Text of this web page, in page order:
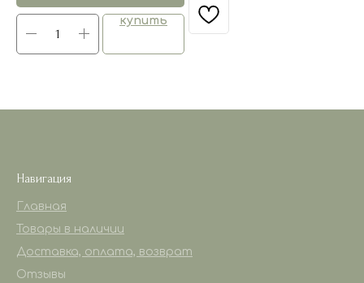
купить
Навигация
Главная
Товары в наличии
Доставка, оплата, возврат
Отзывы